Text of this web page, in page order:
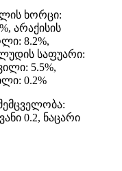
ხორცი:
არაქისის
8.2%,
საფუარი:
5.5%,
0.2%
0.2, ნაცარი